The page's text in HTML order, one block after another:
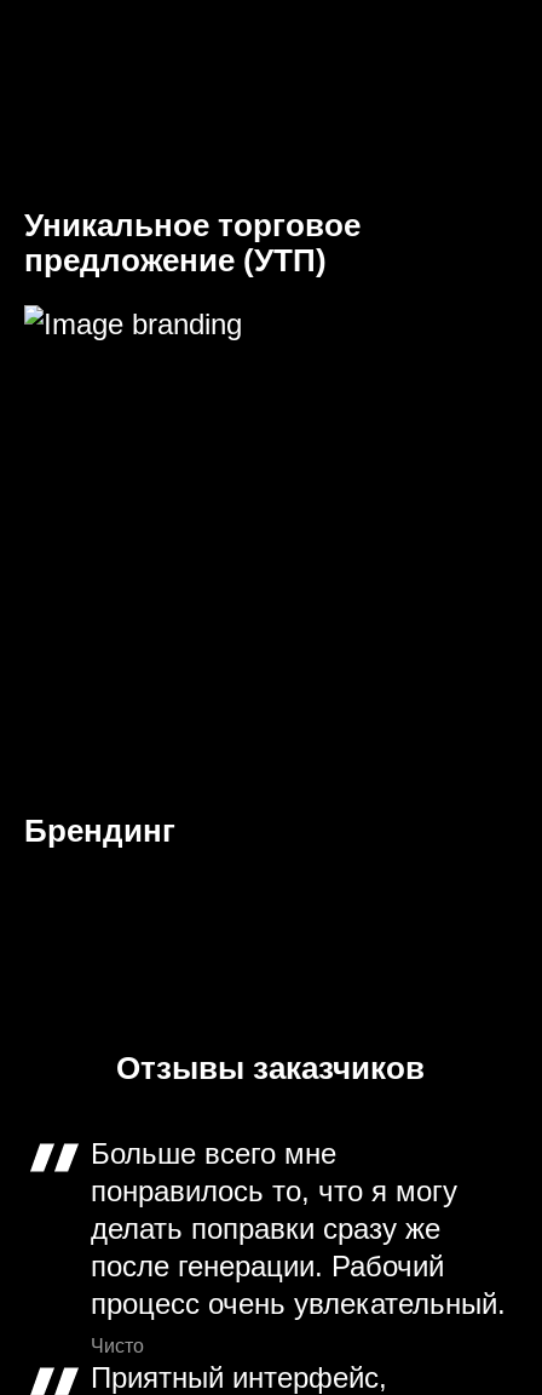
Уникальное торговое
предложение (УТП)
Брендинг
Отзывы заказчиков
Больше всего мне
понравилось то, что я могу
делать поправки сразу же
после генерации. Рабочий
процесс очень увлекательный.
Чисто
Приятный интерфейс,